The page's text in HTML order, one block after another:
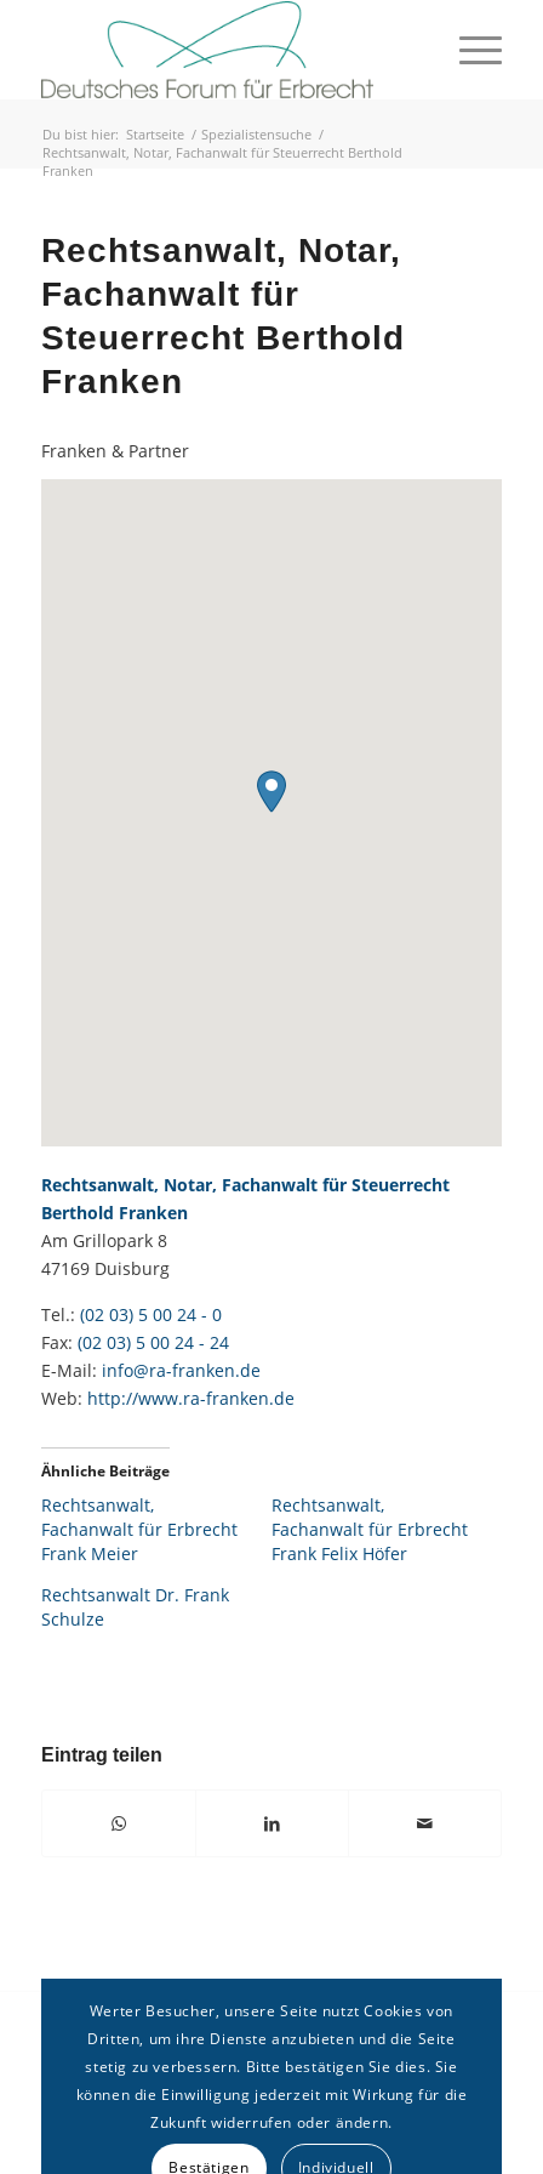
Du bist hier: Startseite / Spezialistensuche /
Rechtsanwalt, Notar, Fachanwalt für Steuerrecht Berthold
Franken
Rechtsanwalt, Notar,
Fachanwalt für
Steuerrecht Berthold
Franken
Franken & Partner
Rechtsanwalt, Notar, Fachanwalt für Steuerrecht
Berthold Franken
Am Grillopark 8
47169 Duisburg
Tel.: (02 03) 5 00 24 - 0
Fax: (02 03) 5 00 24 - 24
E-Mail: info@ra-franken.de
Web: http://www.ra-franken.de
Ähnliche Beiträge
Rechtsanwalt,
Fachanwalt für Erbrecht
Frank Meier
Rechtsanwalt,
Fachanwalt für Erbrecht
Frank Felix Höfer
Rechtsanwalt Dr. Frank
Schulze
Eintrag teilen
Copyright © Deutsches Forum fürErbrechte.V. –
Impressum|Datenschutz|Sitemap
Werter Besucher, unsere Seite nutzt Cookies von
Dritten, um ihre Dienste anzubieten und die Seite
stetig zu verbessern. Bitte bestätigen Sie dies. Sie
können die Einwilligung jederzeit mit Wirkung für die
Zukunft widerrufen oder ändern.
Bestätigen Individuell